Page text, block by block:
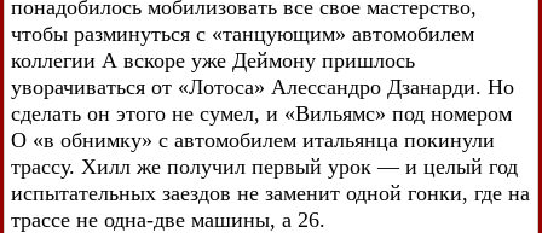
понадобилось мобилизовать все свое мастерство,
чтобы разминуться с «танцующим» автомобилем
коллегии А вскоре уже Деймону пришлось
уворачиваться от «Лотоса» Алессандро Дзанарди. Но
сделать он этого не сумел, и «Вильямс» под номером
О «в обнимку» с автомобилем итальянца покинули
трассу. Хилл же получил первый урок — и целый год
испытательных заездов не заменит одной гонки, где на
трассе не одна-две машины, а 26.